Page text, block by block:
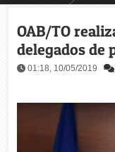
OAB/TO
delegados de
01:18, 10/05/2019